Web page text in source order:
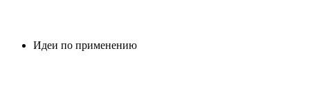
Идеи по применению